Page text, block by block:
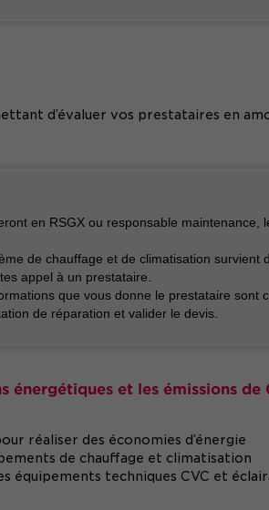
d’évaluer vos prestataires en
en RSGX ou responsable maintenance,
de chauffage et de climatisation survient
appel à un prestataire.
que vous donne le prestataire sont
de réparation et valider le devis.
énergétiques et les émissions de
réaliser des économies d’énergie
de chauffage et climatisation
techniques CVC et